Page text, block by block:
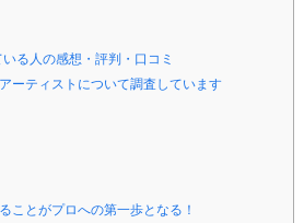
る人の感想・評判・口コミ
ーティストについて調査しています
ことがプロへの第一歩となる！